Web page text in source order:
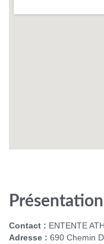
Présentation
Contact : ENTENTE
Adresse : 690 Chemin